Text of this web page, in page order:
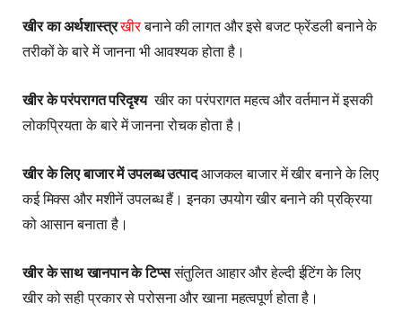
खीर का अर्थशास्त्रखीरबनाने की लागत और इसे बजट फ्रेंडली बनाने के
तरीकों के बारे में जानना भी आवश्यक होता है।
खीर के परंपरागत परिदृश्यखीर का परंपरागत महत्व और वर्तमान में इसकी
लोकप्रियता के बारे में जानना रोचक होता है।
खीर के लिए बाजार में उपलब्ध उत्पादआजकल बाजार में खीर बनाने के लिए
कई मिक्स और मशीनें उपलब्ध हैं। इनका उपयोग खीर बनाने की प्रक्रिया
को आसान बनाता है।
खीर के साथ खानपान के टिप्ससंतुलित आहार और हेल्दी ईटिंग के लिए
खीर को सही प्रकार से परोसना और खाना महत्वपूर्ण होता है।